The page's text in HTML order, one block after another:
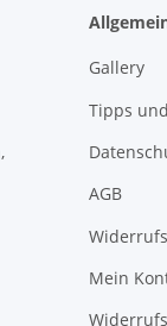
Gallery
Tipps
AGB
Mein